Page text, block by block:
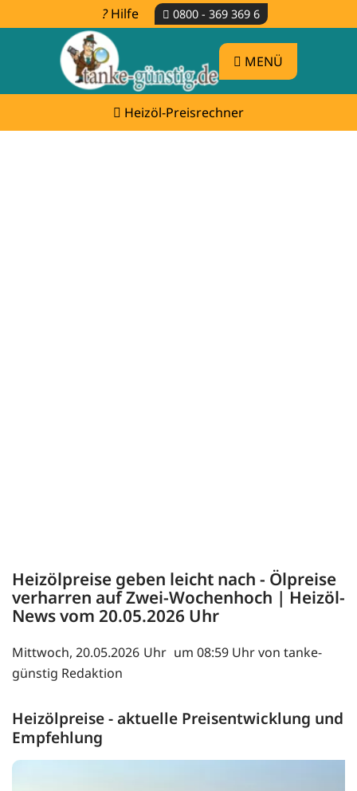
Hilfe 0800 - 369 369 6
MENÜ
Heizöl-Preisrechner
Heizölpreise geben leicht nach - Ölpreise
verharren auf Zwei-Wochenhoch | Heizöl-
News vom 20.05.2026
Mittwoch, 20.05.2026
um 08:59 Uhr von tanke-
günstig Redaktion
Heizölpreise - aktuelle Preisentwicklung und
Empfehlung